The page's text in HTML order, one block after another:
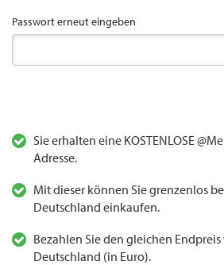
Passwort erneut eingeben
Sie erhalten eine KOSTENLOSE
Adresse.
Mit dieser können Sie grenzenlos
Deutschland einkaufen.
Bezahlen Sie den gleichen
Deutschland (in Euro).